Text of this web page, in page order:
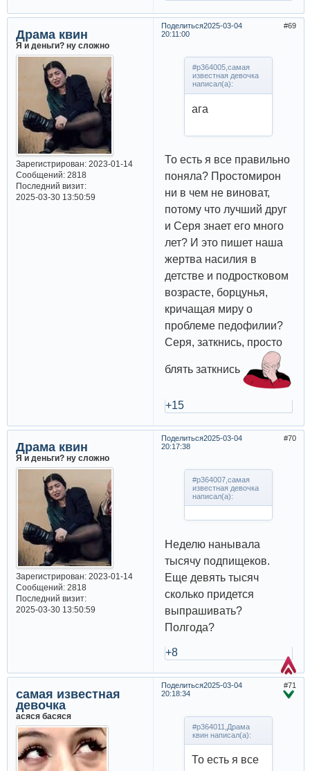
Поделиться 69
2025-03-04
20:11:00
Драма квин
Я и деньги? ну сложно
Зарегистрирован: 2023-01-14
Сообщений:2818
Последний визит:
2025-03-30 13:50:59
#p364005,самая
известная девочка
написал(а):
ага
То есть я все правильно
поняла? Простомирон
ни в чем не виноват,
потому что лучший друг
и Серя знает его много
лет? И это пишет наша
жертва насилия в
детстве и подростковом
возрасте, борцунья,
кричащая миру о
проблеме педофилии?
Серя, заткнись, просто
блять заткнись
+15
Поделиться 70
2025-03-04
20:17:38
Драма квин
Я и деньги? ну сложно
Зарегистрирован: 2023-01-14
Сообщений:2818
Последний визит:
2025-03-30 13:50:59
#p364007,самая
известная девочка
написал(а):
Неделю нанывала
тысячу подпищеков.
Еще девять тысяч
сколько придется
выпрашивать?
Полгода?
+8
Поделиться 71
2025-03-04
20:18:34
самая известная
девочка
асяся басяся
#p364011,Драма
квин написал(а):
То есть я все